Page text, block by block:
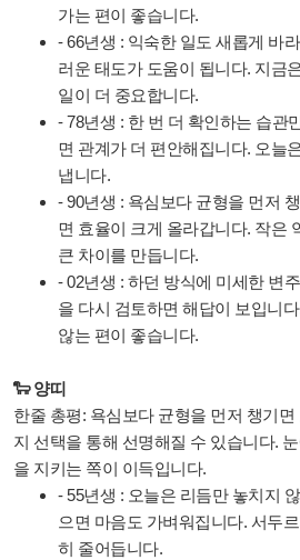
가는 편이 좋습니다.
- 66년생 : 익숙한 일도 새롭게 바
러운 태도가 도움이 됩니다. 지금
일이 더 중요합니다.
- 78년생 : 한 번 더 확인하는 습관
면 관계가 더 편안해집니다. 오늘
냅니다.
- 90년생 : 욕심보다 균형을 먼저
면 효율이 크게 올라갑니다. 작은
큰 차이를 만듭니다.
- 02년생 : 하던 방식에 미세한 변
을 다시 검토하면 해답이 보입니
않는 편이 좋습니다.
🐑 양띠
한줄 총평: 욕심보다 균형을 먼저 챙기
지 선택을 통해 선명해질 수 있습니다.
을 지키는 쪽이 이득입니다.
- 55년생 : 오늘은 리듬만 놓치지
으면 마음도 가벼워집니다. 서두
히 줄어듭니다.